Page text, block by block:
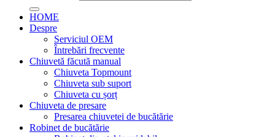
HOME
Despre
Serviciul OEM
Întrebări frecvente
Chiuvetă făcută manual
Chiuveta Topmount
Chiuveta sub suport
Chiuveta cu șorț
Chiuveta de presare
Presarea chiuvetei de bucătărie
Robinet de bucătărie